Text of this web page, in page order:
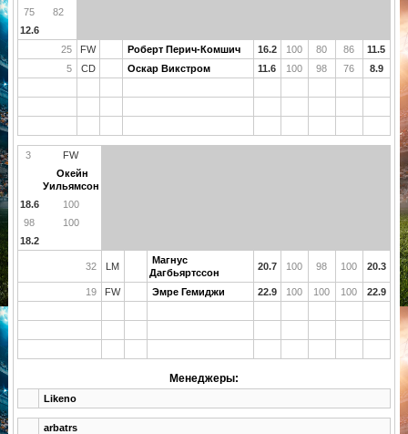
75
82
12.6
25
FW Роберт Перич-Комшич 16.2 100 80 86
11.5
5
CD Оскар Викстром 11.6 100 98 76 8.9
3
FW
Окейн
Уильямсон
18.6
100
98
100
18.2
32 LM
Магнус
Дагбьяртссон
20.7 100 98 100 20.3
19 FW Эмре Гемиджи 22.9 100 100 100 22.9
Менеджеры:
Likeno
arbatrs